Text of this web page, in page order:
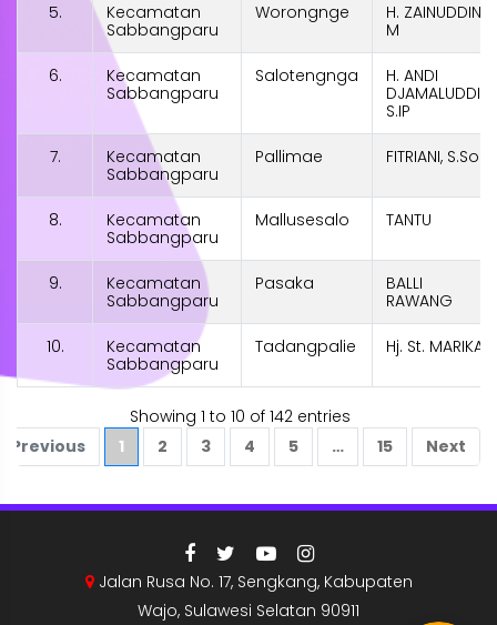
5.
Kecamatan
Sabbangparu
Worongnge
H. ZAINUDDIN.
M
6.
Kecamatan
Sabbangparu
Salotengnga
H. ANDI
DJAMALUDDIN,
S.IP
7.
Kecamatan
Sabbangparu
Pallimae FITRIANI, S.Sos
8.
Kecamatan
Sabbangparu
Mallusesalo TANTU
9.
Kecamatan
Sabbangparu
Pasaka
BALLI
RAWANG
10.
Kecamatan
Sabbangparu
Tadangpalie Hj. St. MARIKA
Showing 1 to 10 of 142 entries
Previous
1 2 3 4 5 … 15 Next
Jalan Rusa No. 17, Sengkang, Kabupaten
Wajo, Sulawesi Selatan 90911